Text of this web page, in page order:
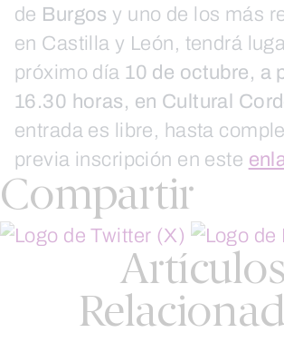
de Burgos y uno de los más
en Castilla y León, tendrá
próximo día 10 de octubre, a
16.30 horas, en Cultural
entrada es libre, hasta
previa inscripción en este
Compartir
Artículos